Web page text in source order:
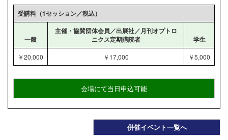
受講料（1セッション／税込）
一般
主催・協賛団体会員／出展社／月刊オプトロ
ニクス定期購読者
学生
￥20,000 ￥17,000 ￥5,000
会場にて当日申込可能
併催イベント一覧へ